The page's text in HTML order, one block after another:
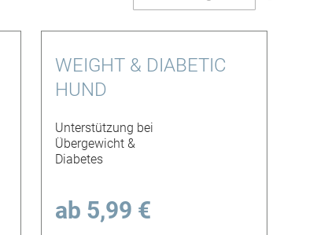
WEIGHT & DIABETIC
HUND
Unterstützung bei
Übergewicht &
Diabetes
ab 5,99 €